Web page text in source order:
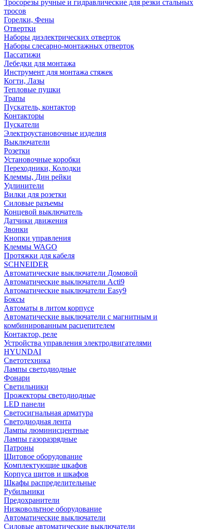
Тросорезы ручные и гидравлические для резки стальных
тросов
Горелки, Фены
Отвертки
Наборы диэлектрических отверток
Наборы слесарно-монтажных отверток
Пассатижи
Лебедки для монтажа
Инструмент для монтажа стяжек
Когти, Лазы
Тепловые пушки
Трапы
Пускатель, контактор
Контакторы
Пускатели
Электроустановочные изделия
Выключатели
Розетки
Установочные коробки
Переходники, Колодки
Клеммы, Дин рейки
Удлинители
Вилки для розетки
Силовые разъемы
Концевой выключатель
Датчики движения
Звонки
Кнопки управления
Клеммы WAGO
Протяжки для кабеля
SCHNEIDER
Автоматические выключатели Домовой
Автоматические выключатели Acti9
Автоматические выключатели Easy9
Боксы
Автоматы в литом корпусе
Автоматические выключатели с магнитным и
комбинированным расцепителем
Контактор, реле
Устройства управления электродвигателями
HYUNDAI
Светотехника
Лампы светодиодные
Фонари
Светильники
Прожекторы светодиодные
LED панели
Светосигнальная арматура
Светодиодная лента
Лампы люминисцентные
Лампы газоразрядные
Патроны
Щитовое оборудование
Комплектующие шкафов
Корпуса щитов и шкафов
Шкафы распределительные
Рубильники
Предохранители
Низковольтное оборудование
Автоматические выключатели
Силовые автоматические выключатели